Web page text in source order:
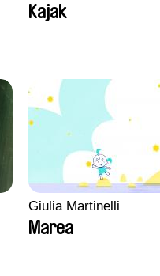
Auguste Lefort, Antoine
Rossi
Kajak
Giulia Martinelli
Marea